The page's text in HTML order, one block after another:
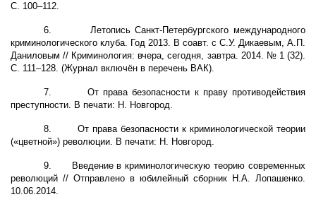
C. 100–112.
6.
Летопись Санкт-Петербургского международного
криминологического клуба. Год 2013. В соавт. с С.У. Дикаевым, А.П.
Даниловым // Криминология: вчера, сегодня, завтра. 2014. № 1 (32).
С. 111–128. (Журнал включён в перечень ВАК).
7.
От права безопасности к праву противодействия
преступности. В печати: Н. Новгород.
8.
От права безопасности к криминологической теории
(«цветной») революции. В печати: Н. Новгород.
9.
Введение в криминологическую теорию современных
революций // Отправлено в юбилейный сборник Н.А. Лопашенко.
10.06.2014.